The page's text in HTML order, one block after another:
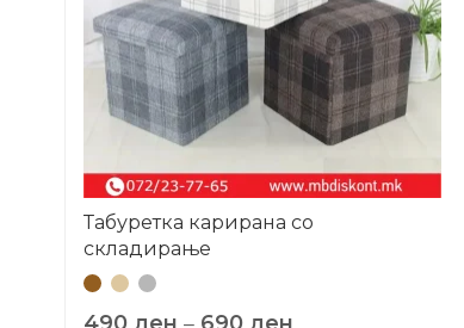
Табуретка карирана со
складирање
490 ден – 690 ден